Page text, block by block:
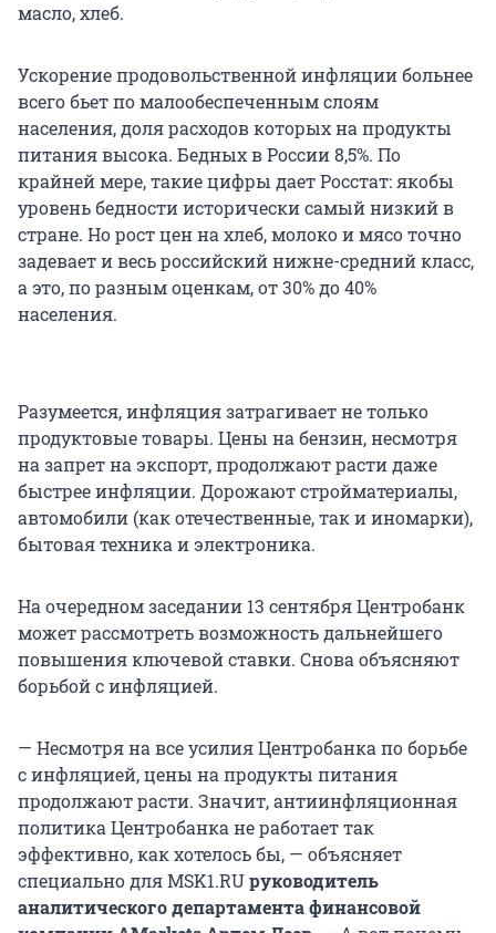
масло, хлеб.
Ускорение продовольственной инфляции больнее
всего бьет по малообеспеченным слоям
населения, доля расходов которых на продукты
питания высока. Бедных в России 8,5%. По
крайней мере, такие цифры дает Росстат: якобы
уровень бедности исторически самый низкий в
стране. Но рост цен на хлеб, молоко и мясо точно
задевает и весь российский нижне-средний класс,
а это, по разным оценкам, от 30% до 40%
населения.
Разумеется, инфляция затрагивает не только
продуктовые товары. Цены на бензин, несмотря
на запрет на экспорт, продолжают расти даже
быстрее инфляции. Дорожают стройматериалы,
автомобили (как отечественные, так и иномарки),
бытовая техника и электроника.
На очередном заседании 13 сентября Центробанк
может рассмотреть возможность дальнейшего
повышения ключевой ставки. Снова объясняют
борьбой с инфляцией.
— Несмотря на все усилия Центробанка по борьбе
с инфляцией, цены на продукты питания
продолжают расти. Значит, антиинфляционная
политика Центробанка не работает так
эффективно, как хотелось бы, — объясняет
специально для MSK1.RUруководитель
аналитического департамента финансовой